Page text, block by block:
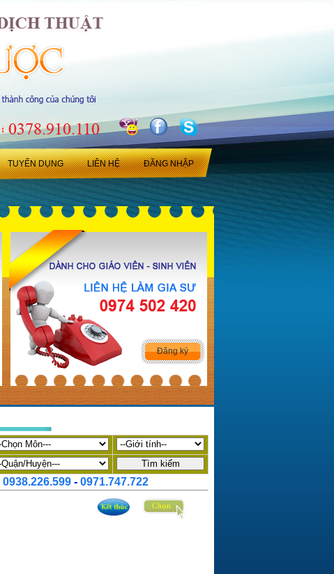
TUYỂN DỤNG LIÊN HỆ ĐĂNG NHẬP
Đăng ký
0938.226.599 - 0971.747.722